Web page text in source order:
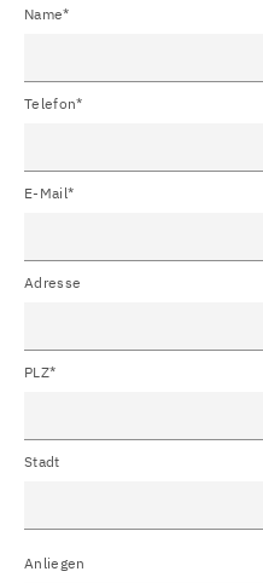
Name*
Telefon*
E-Mail*
Adresse
PLZ*
Stadt
Anliegen